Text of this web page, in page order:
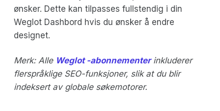
ønsker. Dette kan tilpasses fullstendig i din
Weglot Dashbord hvis du ønsker å endre
designet.
Merk: Alle Weglot -abonnementer inkluderer
flerspråklige SEO-funksjoner, slik at du blir
indeksert av globale søkemotorer.